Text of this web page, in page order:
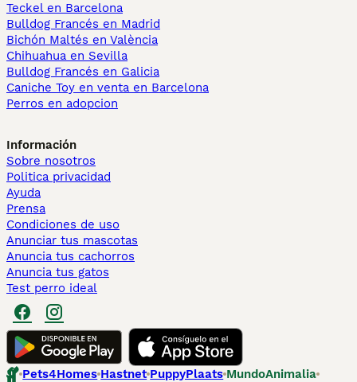
Teckel en Barcelona
Bulldog Francés en Madrid
Bichón Maltés en València
Chihuahua en Sevilla
Bulldog Francés en Galicia
Caniche Toy en venta en Barcelona
Perros en adopcion
Información
Sobre nosotros
Politica privacidad
Ayuda
Prensa
Condiciones de uso
Anunciar tus mascotas
Anuncia tus cachorros
Anuncia tus gatos
Test perro ideal
Pets4Homes Hastnet PuppyPlaats MundoAnimalia